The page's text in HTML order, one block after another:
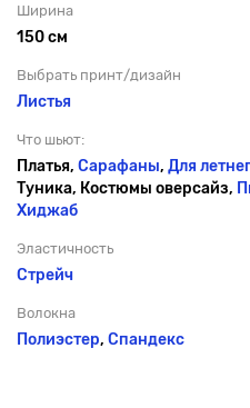
Ширина
150 см
Выбрать принт/дизайн
Листья
Что шьют:
Платья, Сарафаны, Для
Туника, Костюмы оверсайз,
Хиджаб
Эластичность
Стрейч
Волокна
Полиэстер, Спандекс